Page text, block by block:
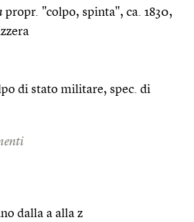
propr. "colpo, spinta", ca. 1830,
di stato militare, spec. di
dalla a alla z